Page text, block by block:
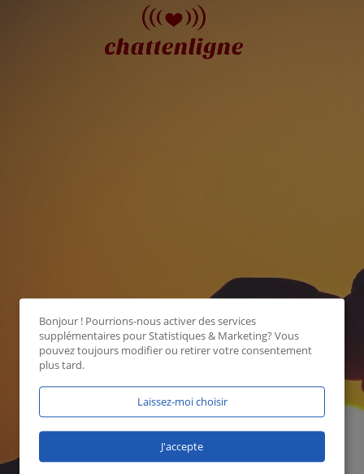
Bonjour ! Pourrions-nous activer des services
supplémentaires pourStatistiques & Marketing? Vous
pouvez toujours modifier ou retirer votre consentement
plus tard.
Laissez-moi choisir
J'accepte